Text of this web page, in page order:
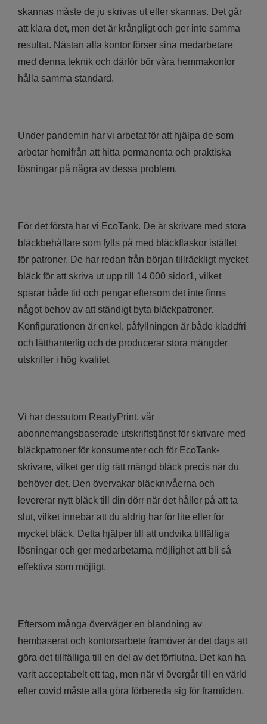
skannas måste de ju skrivas ut eller skannas. Det går
att klara det, men det är krångligt och ger inte samma
resultat. Nästan alla kontor förser sina medarbetare
med denna teknik och därför bör våra hemmakontor
hålla samma standard.
Under pandemin har vi arbetat för att hjälpa de som
arbetar hemifrån att hitta permanenta och praktiska
lösningar på några av dessa problem.
För det första har vi EcoTank. De är skrivare med stora
bläckbehållare som fylls på med bläckflaskor istället
för patroner. De har redan från början tillräckligt mycket
bläck för att skriva ut upp till 14 000 sidor1, vilket
sparar både tid och pengar eftersom det inte finns
något behov av att ständigt byta bläckpatroner.
Konfigurationen är enkel, påfyllningen är både kladdfri
och lätthanterlig och de producerar stora mängder
utskrifter i hög kvalitet
Vi har dessutom ReadyPrint, vår
abonnemangsbaserade utskriftstjänst för skrivare med
bläckpatroner för konsumenter och för EcoTank-
skrivare, vilket ger dig rätt mängd bläck precis när du
behöver det. Den övervakar bläcknivåerna och
levererar nytt bläck till din dörr när det håller på att ta
slut, vilket innebär att du aldrig har för lite eller för
mycket bläck. Detta hjälper till att undvika tillfälliga
lösningar och ger medarbetarna möjlighet att bli så
effektiva som möjligt.
Eftersom många överväger en blandning av
hembaserat och kontorsarbete framöver är det dags att
göra det tillfälliga till en del av det förflutna. Det kan ha
varit acceptabelt ett tag, men när vi övergår till en värld
efter covid måste alla göra förbereda sig för framtiden.